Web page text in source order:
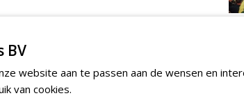
BV
website aan te passen aan de wensen en
van cookies.